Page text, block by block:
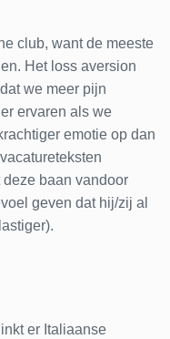
club, want de meeste
Het loss aversion
we meer pijn
ervaren als we
emotie op dan
deze baan vandoor
geven dat hij/zij al
er Italiaanse